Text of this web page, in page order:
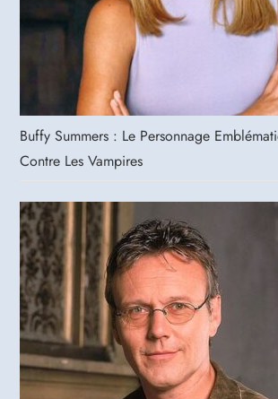
Buffy Summers : Le Personnage
Contre Les Vampires